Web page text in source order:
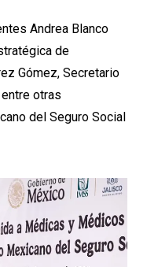
Andrea Blanco
de
Gómez, Secretario
otras
del Seguro Social